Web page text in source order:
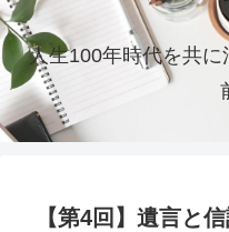
人生100年時代を共
【第4回】遺言と